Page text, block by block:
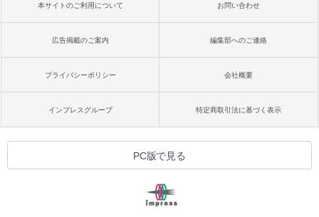
本サイトのご利用について お問い合わせ
広告掲載のご案内 編集部へのご連絡
プライバシーポリシー 会社概要
インプレスグループ 特定商取引法に基づく表示
PC版で見る